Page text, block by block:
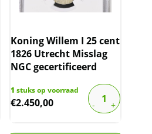
Koning Willem I 25 cent
1826 Utrecht Misslag
NGC gecertificeerd
1 stuks op voorraad
€2.450,00